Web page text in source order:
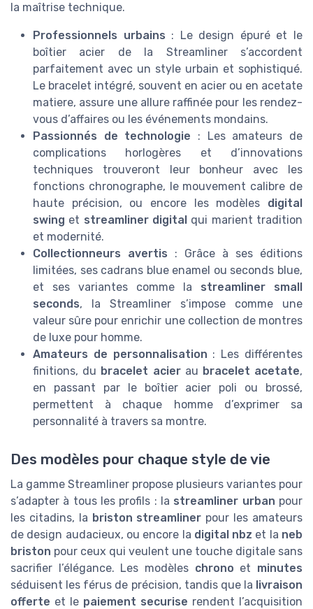
la maîtrise technique.
Professionnels urbains : Le design épuré et le
boîtier acier de la Streamliner s’accordent
parfaitement avec un style urbain et sophistiqué.
Le bracelet intégré, souvent en acier ou en acetate
matiere, assure une allure raffinée pour les rendez-
vous d’affaires ou les événements mondains.
Passionnés de technologie : Les amateurs de
complications horlogères et d’innovations
techniques trouveront leur bonheur avec les
fonctions chronographe, le mouvement calibre de
haute précision, ou encore les modèles digital
swing et streamliner digital qui marient tradition
et modernité.
Collectionneurs avertis : Grâce à ses éditions
limitées, ses cadrans blue enamel ou seconds blue,
et ses variantes comme la streamliner small
seconds, la Streamliner s’impose comme une
valeur sûre pour enrichir une collection de montres
de luxe pour homme.
Amateurs de personnalisation : Les différentes
finitions, du bracelet acierau bracelet acetate,
en passant par le boîtier acier poli ou brossé,
permettent à chaque homme d’exprimer sa
personnalité à travers sa montre.
Des modèles pour chaque style de vie
La gamme Streamliner propose plusieurs variantes pour
s’adapter à tous les profils : la streamliner urban pour
les citadins, la briston streamliner pour les amateurs
de design audacieux, ou encore la digital nbz et la neb
briston pour ceux qui veulent une touche digitale sans
sacrifier l’élégance. Les modèles chrono et minutes
séduisent les férus de précision, tandis que la livraison
offerte et le paiement securise rendent l’acquisition